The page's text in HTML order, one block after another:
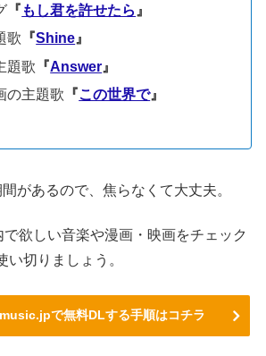
『 もし君を許せたら 』
歌 『Shine 』
題歌 『Answer 』
の主題歌 『この世界で』
があるので、焦らなくて大丈夫。
欲しい音楽や漫画・映画をチェック
い切りましょう。
music.jpで無料DLする手順はコチラ